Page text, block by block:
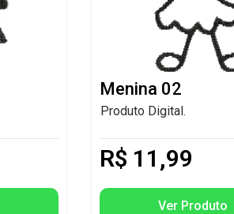
Menina 02
Produto Digital.
R$ 11,99
Ver Produto